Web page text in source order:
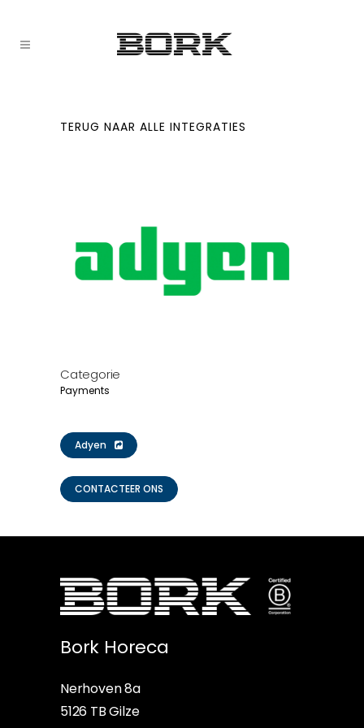
TERUG NAAR ALLE INTEGRATIES
Categorie
Payments
Adyen
CONTACTEER ONS
Bork Horeca
Nerhoven 8a
5126 TB Gilze